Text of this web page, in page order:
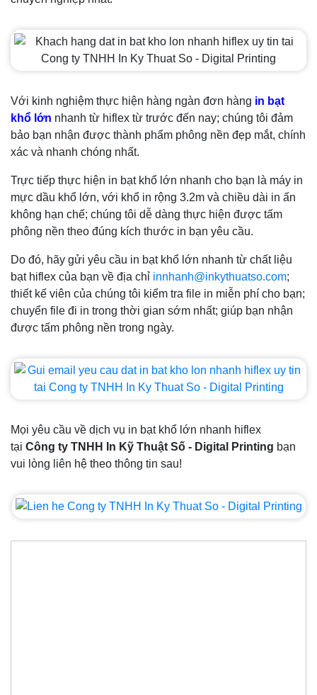
Với kinh nghiệm thực hiện hàng ngàn đơn hàng in bạt
khổ lớn nhanh từ hiflex từ trước đến nay; chúng tôi đảm
bảo bạn nhận được thành phẩm phông nền đẹp mắt, chính
xác và nhanh chóng nhất.
Trực tiếp thực hiện in bạt khổ lớn nhanh cho bạn là máy in
mực dầu khổ lớn, với khổ in rộng 3.2m và chiều dài in ấn
không hạn chế; chúng tôi dễ dàng thực hiện được tấm
phông nền theo đúng kích thước in bạn yêu cầu.
Do đó, hãy gửi yêu cầu in bạt khổ lớn nhanh từ chất liệu
bạt hiflex của bạn về địa chỉ innhanh@inkythuatso.com;
thiết kế viên của chúng tôi kiểm tra file in miễn phí cho bạn;
chuyển file đi in trong thời gian sớm nhất; giúp bạn nhận
được tấm phông nền trong ngày.
Mọi yêu cầu về dịch vụ in bạt khổ lớn nhanh hiflex
tại Công ty TNHH In Kỹ Thuật Số - Digital Printing bạn
vui lòng liên hệ theo thông tin sau!